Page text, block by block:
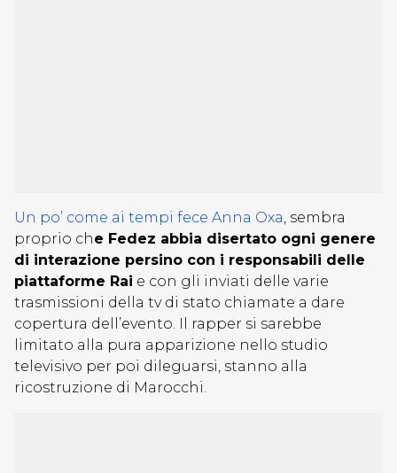
Un po’ come ai tempi fece Anna Oxa, sembra
proprio che Fedez abbia disertato ogni genere
di interazione persino con i responsabili delle
piattaforme Rai e con gli inviati delle varie
trasmissioni della tv di stato chiamate a dare
copertura dell’evento. Il rapper si sarebbe
limitato alla pura apparizione nello studio
televisivo per poi dileguarsi, stanno alla
ricostruzione di Marocchi.